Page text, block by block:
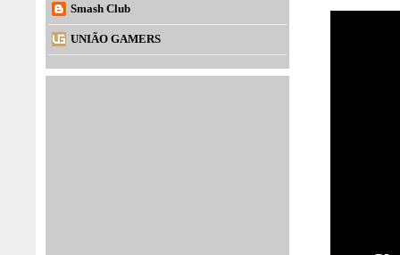
Smash Club
UNIÃO GAMERS